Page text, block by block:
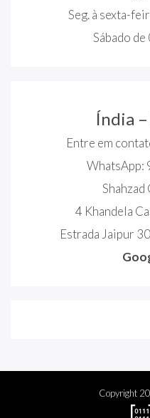
Seg. à sexta-
Sábado
Índia
Entre em
Shahzad
4 Khandela
Estrada Jaipur
Copyright